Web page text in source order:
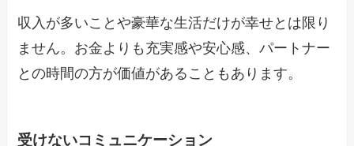
収入が多いことや豪華な生活だけが幸せとは限り
ません。お金よりも充実感や安心感、パートナー
との時間の方が価値があることもあります。
受けないコミュニケーション